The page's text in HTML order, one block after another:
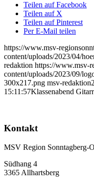
Teilen auf Facebook
Teilen auf X
Teilen auf Pinterest
Per E-Mail teilen
https://www.msv-
content/uploads/2023/04/
redaktion https://www.msv-
content/uploads/2023/09/
300x217.png msv-redaktion
15:11:57Klassenabend
Kontakt
MSV Region Sonntagberg-
Südhang 4
3365 Allhartsberg